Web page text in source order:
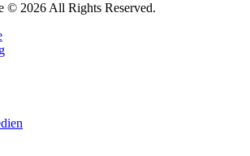
© 2026 All Rights Reserved.